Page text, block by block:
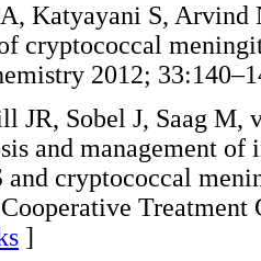
Katyayani S,
cryptococcal
2012;
JR, Sobel J, Saag M,
and management of
cryptococcal
]